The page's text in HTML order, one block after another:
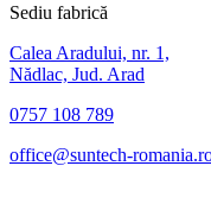
Sediu fabrică
Calea Aradului, nr. 1,
Nădlac, Jud. Arad
0757 108 789
office@suntech-